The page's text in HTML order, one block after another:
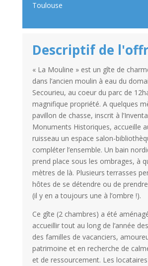
Toulouse
Descriptif de
« La Mouline » est un gîte de
dans l’ancien moulin à eau du
Secourieu, au coeur du parc de
magnifique propriété. A quelques
pavillon de chasse, inscrit à
Monuments Historiques, accueille
ruisseau un espace salon-
compléter l’ensemble. Un bain
prend place sous les ombrages, à
mètres de là. Plusieurs terrasses
hôtes de se détendre ou de
(il y en a toujours une à l’ombre !).
Ce gîte (2 chambres) a été
accueillir tout au long de l’année
des familles de vacanciers,
patrimoine et en recherche de
et de ressourcement. Les